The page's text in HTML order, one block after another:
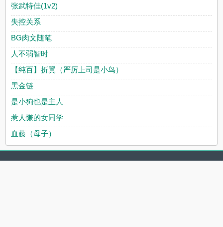
张武特佳(1v2)
失控关系
BG肉文随笔
人不弱智时
【纯百】折翼（严厉上司是小鸟）
黑金链
是小狗也是主人
惹人慊的女同学
血藤（母子）